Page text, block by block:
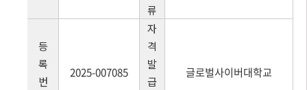
류
등
록
번
2025-007085
자
격
발
급
글로벌사이버대학교